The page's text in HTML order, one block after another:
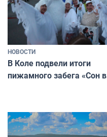
НОВОСТИ
В Коле подвели итоги
пижамного забега «Сон в